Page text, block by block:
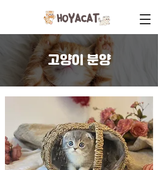
고양이 분양